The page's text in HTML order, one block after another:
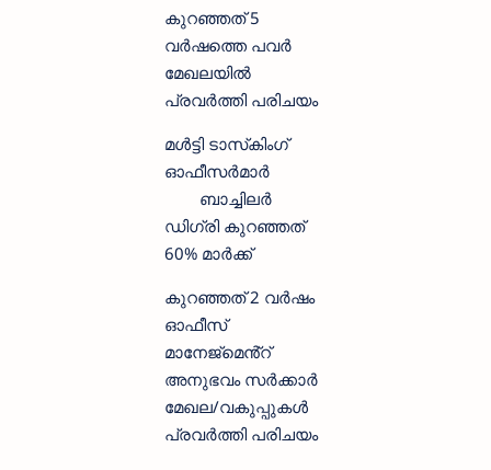
കുറഞ്ഞത് 5
വർഷത്തെ പവർ
മേഖലയിൽ
പ്രവർത്തി പരിചയം
മൾട്ടി ടാസ്‌കിംഗ്
ഓഫീസർമാർ
ബാച്ചിലർ
ഡിഗ്രി കുറഞ്ഞത്
60% മാർക്ക്
കുറഞ്ഞത് 2 വർഷം
ഓഫീസ്
മാനേജ്മെൻ്റ്
അനുഭവം സർക്കാർ
മേഖല/വകുപ്പുകൾ
പ്രവർത്തി പരിചയം